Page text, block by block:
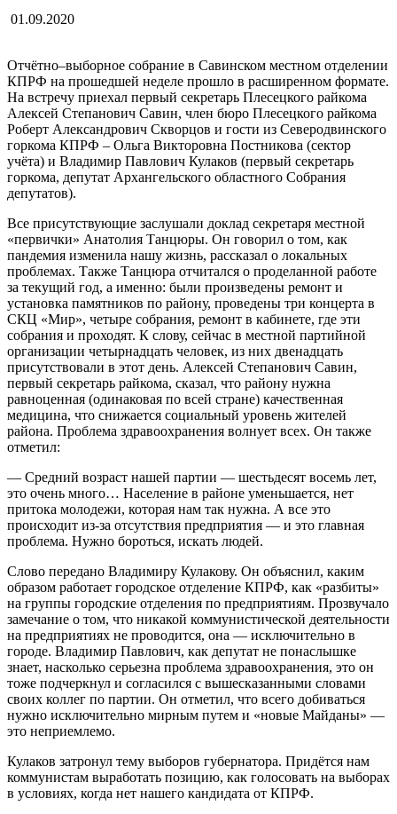
01.09.2020
Отчётно–выборное собрание в Савинском местном отделении
КПРФ на прошедшей неделе прошло в расширенном формате.
На встречу приехал первый секретарь Плесецкого райкома
Алексей Степанович Савин, член бюро Плесецкого райкома
Роберт Александрович Скворцов и гости из Северодвинского
горкома КПРФ – Ольга Викторовна Постникова (сектор
учёта) и Владимир Павлович Кулаков (первый секретарь
горкома, депутат Архангельского областного Собрания
депутатов).
Все присутствующие заслушали доклад секретаря местной
«первички» Анатолия Танцюры. Он говорил о том, как
пандемия изменила нашу жизнь, рассказал о локальных
проблемах. Также Танцюра отчитался о проделанной работе
за текущий год, а именно: были произведены ремонт и
установка памятников по району, проведены три концерта в
СКЦ «Мир», четыре собрания, ремонт в кабинете, где эти
собрания и проходят. К слову, сейчас в местной партийной
организации четырнадцать человек, из них двенадцать
присутствовали в этот день. Алексей Степанович Савин,
первый секретарь райкома, сказал, что району нужна
равноценная (одинаковая по всей стране) качественная
медицина, что снижается социальный уровень жителей
района. Проблема здравоохранения волнует всех. Он также
отметил:
— Средний возраст нашей партии — шестьдесят восемь лет,
это очень много… Население в районе уменьшается, нет
притока молодежи, которая нам так нужна. А все это
происходит из-за отсутствия предприятия — и это главная
проблема. Нужно бороться, искать людей.
Слово передано Владимиру Кулакову. Он объяснил, каким
образом работает городское отделение КПРФ, как «разбиты»
на группы городские отделения по предприятиям. Прозвучало
замечание о том, что никакой коммунистической деятельности
на предприятиях не проводится, она — исключительно в
городе. Владимир Павлович, как депутат не понаслышке
знает, насколько серьезна проблема здравоохранения, это он
тоже подчеркнул и согласился с вышесказанными словами
своих коллег по партии. Он отметил, что всего добиваться
нужно исключительно мирным путем и «новые Майданы» —
это неприемлемо.
Кулаков затронул тему выборов губернатора. Придётся нам
коммунистам выработать позицию, как голосовать на выборах
в условиях, когда нет нашего кандидата от КПРФ.